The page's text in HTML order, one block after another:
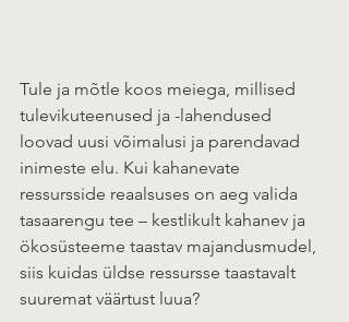
Tule ja mõtle koos meiega, millised
tulevikuteenused ja -lahendused
loovad uusi võimalusi ja parendavad
inimeste elu. Kui kahanevate
ressursside reaalsuses on aeg valida
tasaarengu tee – kestlikult kahanev ja
ökosüsteeme taastav majandusmudel,
siis kuidas üldse ressursse taastavalt
suuremat väärtust luua?